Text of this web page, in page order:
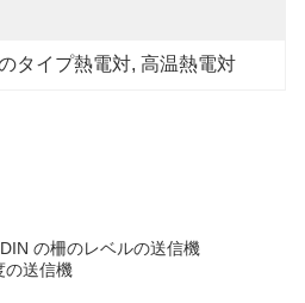
タイプ熱電対, 高温熱電対
の柵のレベルの送信機
の送信機